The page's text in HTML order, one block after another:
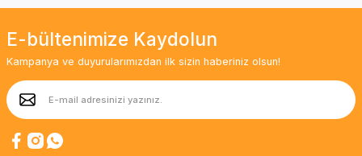
E-bültenimize Kaydolun
Kampanya ve duyurularımızdan ilk sizin haberiniz olsun!